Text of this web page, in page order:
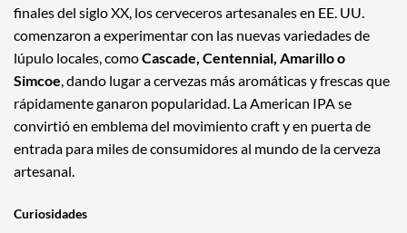
finales del siglo XX, los cerveceros artesanales en EE. UU.
comenzaron a experimentar con las nuevas variedades de
lúpulo locales, comoCascade, Centennial, Amarillo o
Simcoe, dando lugar a cervezas más aromáticas y frescas que
rápidamente ganaron popularidad. La American IPA se
convirtió en emblema del movimiento craft y en puerta de
entrada para miles de consumidores al mundo de la cerveza
artesanal.
Curiosidades